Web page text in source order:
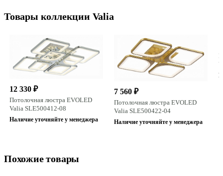
Товары коллекции Valia
12 330 ₽
Потолочная люстра EVOLED
Valia SLE500412-08
Наличие уточняйте у менеджера
7 560 ₽
Потолочная люстра EVOLED
Valia SLE500422-04
Наличие уточняйте у менеджера
Похожие товары